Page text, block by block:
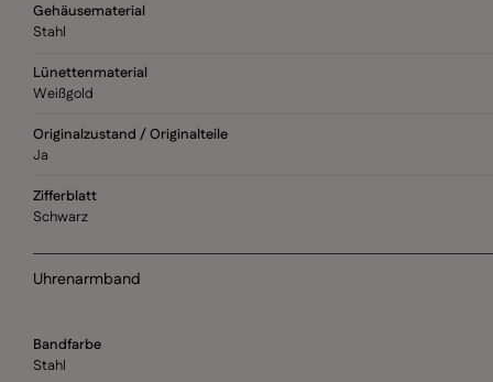
Gehäusematerial
Stahl
Lünettenmaterial
Weißgold
Originalzustand / Originalteile
Ja
Zifferblatt
Schwarz
Uhrenarmband
Bandfarbe
Stahl